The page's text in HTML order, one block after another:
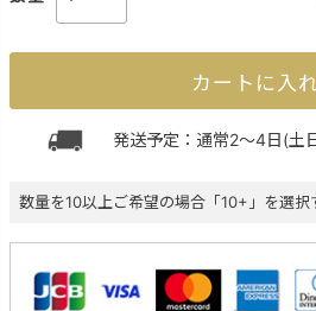
カートに入
発送予定：通常2～4日(土
数量を10以上ご希望の場合「10+」を選択